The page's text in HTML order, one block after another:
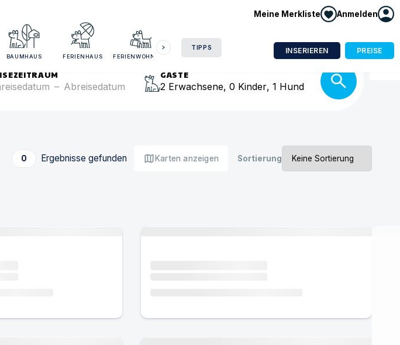
Meine Merkliste Anmelden
BAUMHAUS FERIENHAUS FERIENWOHNUNG
TIPPS INSERIEREN PREISE
für bessere Suchergebnisse
– Abreisedatum
GÄSTE
2 Erwachsene, 0 Kinder, 1 Hund
0 Ergebnisse gefunden mapKarten anzeigen Sortierung